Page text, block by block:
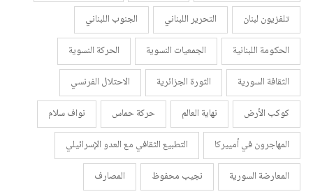
تلفزيون لبنان
التحرير اللبناني
الجنوب اللبناني
الحكومة اللبنانية
الجمعيات النسوية
الحركة النسوية
الثقافة السورية
الثورة الجزائرية
الاحتلال الفرنسي
كوكب الأرض
نهاية العالم حركة حماس
نواف سلام
المهاجرون في أمييركا
التطبيع الثقافي مع العدو الإسرائيلي
المعارضة السورية
نجيب محفوظ
المصارف